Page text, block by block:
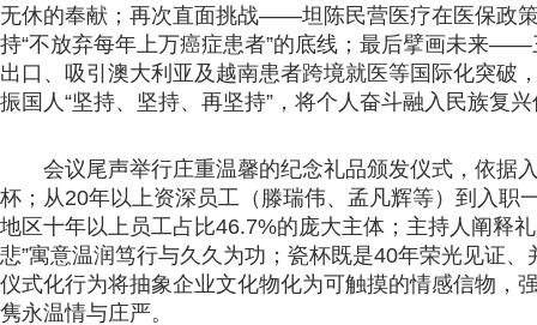
无休的奉献；再次直面挑战——坦陈民营医疗在医保政
持“不放弃每年上万癌症患者”的底线；最后擘画未来
出口、吸引澳大利亚及越南患者跨境就医等国际化突破
振国人“坚持、坚持、再坚持”，将个人奋斗融入民族复
会议尾声举行庄重温馨的纪念礼品颁发仪式，依据
杯；从20年以上资深员工（滕瑞伟、孟凡辉等）到入职
地区十年以上员工占比46.7%的庞大主体；主持人阐释
悲”寓意温润笃行与久久为功；瓷杯既是40年荣光见证
仪式化行为将抽象企业文化物化为可触摸的情感信物，
隽永温情与庄严。